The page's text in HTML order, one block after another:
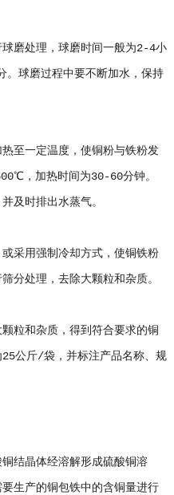
磨处理，球磨时间一般为2-4小
球磨过程中要不断加水，保持
至一定温度，使铜粉与铁粉发
，加热时间为30-60分钟。
及时排出水蒸气。
采用强制冷却方式，使铜铁粉
分处理，去除大颗粒和杂质。
粒和杂质，得到符合要求的铜
公斤/袋，并标注产品名称、规
结晶体经溶解形成硫酸铜溶
生产的铜包铁中的含铜量进行